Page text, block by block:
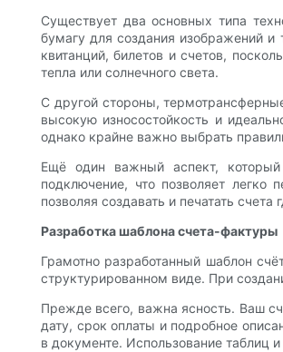
Существует два основных типа
бумагу для создания изображений и
квитанций, билетов и счетов,
тепла или солнечного света.
С другой стороны,
высокую износостойкость и
однако крайне важно выбрать
Ещё один важный аспект,
подключение, что позволяет
позволяя создавать и печатать
Разработка шаблона счета-фактуры
Грамотно разработанный шаблон
структурированном виде. При
Прежде всего, важна ясность. Ваш
дату, срок оплаты и подробное
в документе. Использование таблиц